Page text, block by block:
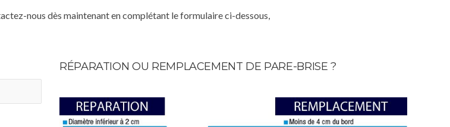
nous dès maintenant en complétant le formulaire ci-dessous,
RÉPARATION OU REMPLACEMENT DE PARE-BRISE ?